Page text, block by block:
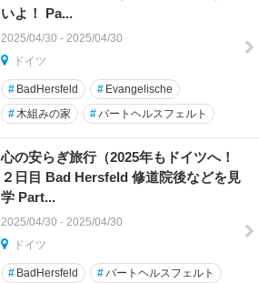
いよ！ Pa...
2025/04/30 - 2025/04/30
ドイツ
# BadHersfeld # Evangelische
# 木組みの家 #バートヘルスフェルト
心の安らぎ旅行（2025年もドイツへ！
２日目 Bad Hersfeld 修道院後などを見
学 Part...
2025/04/30 - 2025/04/30
ドイツ
# BadHersfeld #バートヘルスフェルト